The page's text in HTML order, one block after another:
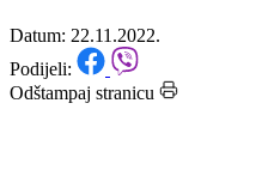
Datum: 22.11.2022.
Podijeli:
Odštampaj stranicu